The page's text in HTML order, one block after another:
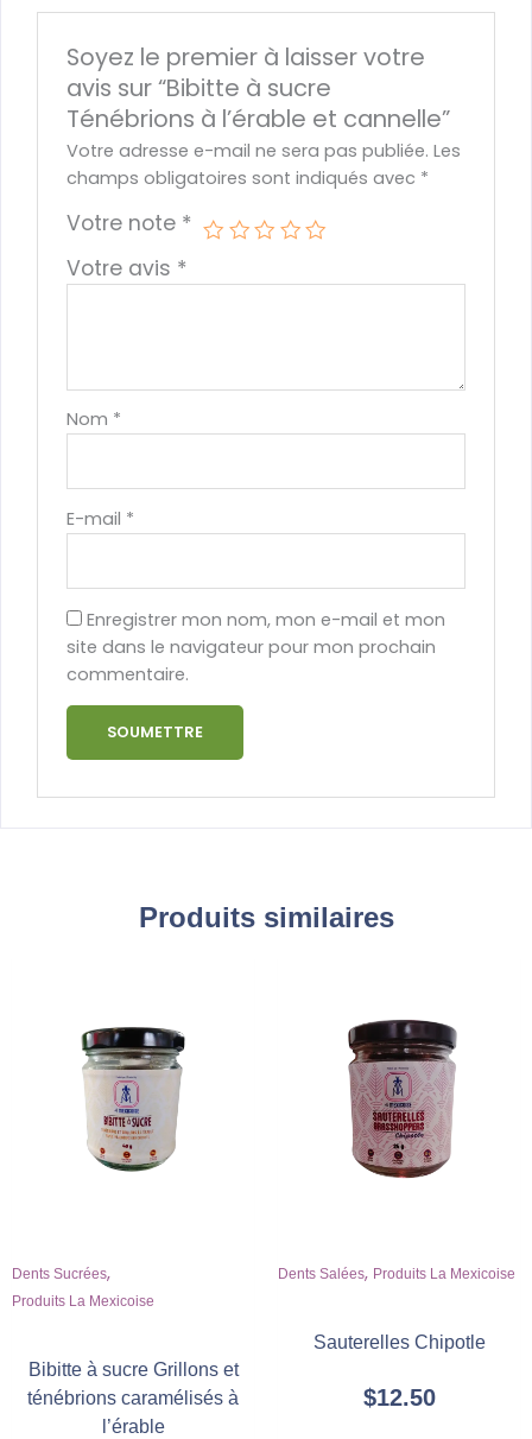
Soyez le premier à laisser votre
avis sur “Bibitte à sucre
Ténébrions à l’érable et cannelle”
Votre adresse e-mail ne sera pas publiée. Les
champs obligatoires sont indiqués avec *
Votre note *
Votre avis *
Nom *
E-mail *
Enregistrer mon nom, mon e-mail et mon
site dans le navigateur pour mon prochain
commentaire.
Produits similaires
Dents Sucrées,
Produits La Mexicoise
Bibitte à sucre Grillons et
ténébrions caramélisés à
l’érable
Dents Salées, Produits La Mexicoise
Sauterelles Chipotle
$12.50